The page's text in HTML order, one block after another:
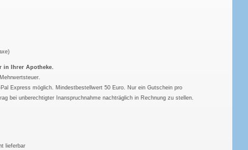
in Ihrer Apotheke.
Express möglich. Mindestbestellwert 50 Euro. Nur ein Gutschein pro
bei unberechtigter Inanspruchnahme nachträglich in Rechnung zu stellen.
lieferbar